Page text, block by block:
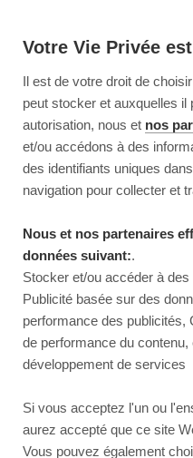
Votre Vie Privée
Il est de votre droit de
peut stocker et auxquelles
autorisation, nous et nos
et/ou accédons à des
des identifiants uniques
navigation pour collecter et
Nous et nos partenaires
données suivant:.
Stocker et/ou accéder à
Publicité basée sur des
performance des publicités,
de performance du contenu,
développement de services
Si vous acceptez l'un ou
aurez accepté que ce site
Vous pouvez également
Reload to try